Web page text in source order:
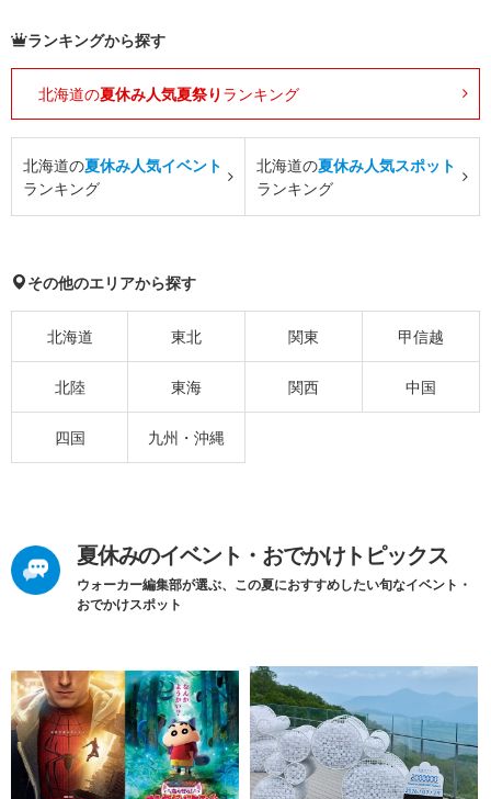
ランキングから探す
北海道の夏休み人気夏祭り ランキング
北海道の夏休み人気イベント
ランキング
北海道の夏休み人気スポット
ランキング
その他のエリアから探す
北海道 東北 関東 甲信越
北陸 東海 関西 中国
四国 九州・沖縄
夏休みのイベント・おでかけトピックス
ウォーカー編集部が選ぶ、この夏におすすめしたい旬なイベント・
おでかけスポット